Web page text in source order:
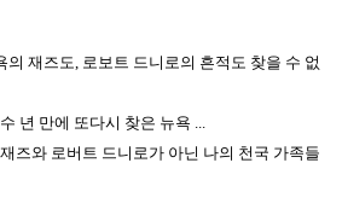
재즈도, 로보트 드니로의 흔적도 찾을 수 없
년 만에 또다시 찾은 뉴욕 ...
즈와 로버트 드니로가 아닌 나의 천국 가족들